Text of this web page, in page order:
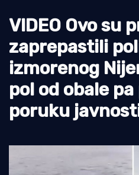
Tradicija i kultura
VIDEO Ovo su
zaprepastili
izmorenog
pol od obale
poruku